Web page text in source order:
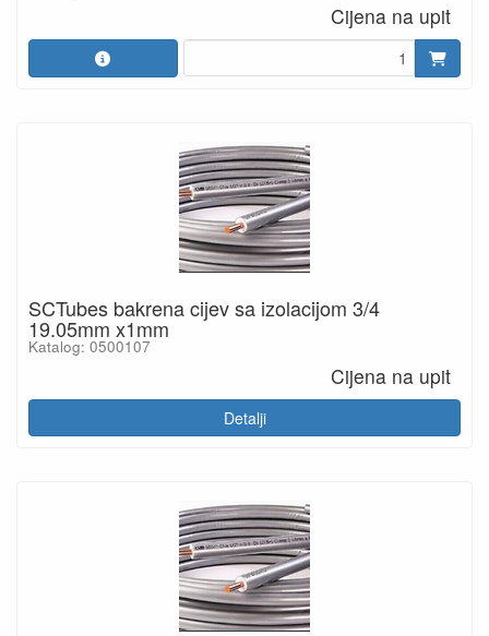
Cijena na upit
SCTubes bakrena cijev sa izolacijom 3/4
19.05mm x1mm
Katalog: 0500107
Cijena na upit
Detalji